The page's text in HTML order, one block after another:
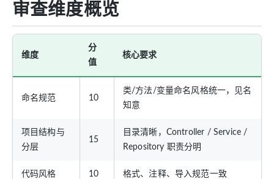
审查维度概览
维度
分
值
核心要求
命名规范 10
类/方法/变量命名风格统一，见名
知意
项目结构与
分层
15
目录清晰，Controller / Service /
Repository 职责分明
代码风格 10 格式、注释、导入规范一致